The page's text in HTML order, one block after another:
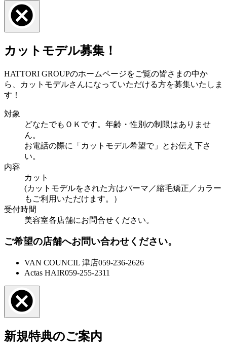
カットモデル募集！
HATTORI GROUPのホームページをご覧の皆さまの中か
ら、カットモデルさんになっていただける方を募集いたしま
す！
対象
どなたでもＯＫです。年齢・性別の制限はありませ
ん。
お電話の際に「カットモデル希望で」とお伝え下さ
い。
内容
カット
(カットモデルをされた方はパーマ／縮毛矯正／カラー
もご利用いただけます。）
受付時間
美容室各店舗にお問合せください。
ご希望の店舗へお問い合わせください。
VAN COUNCIL 津店059-236-2626
Actas HAIR059-255-2311
新規特典のご案内